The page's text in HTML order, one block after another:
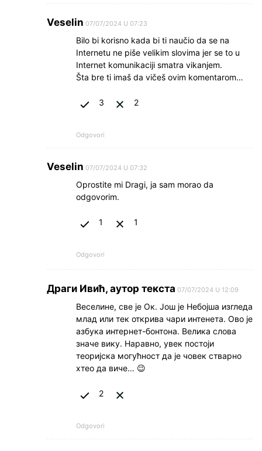
Veselin 07/07/2024 U 07:23
Bilo bi korisno kada bi ti naučio da se na
Internetu ne piše velikim slovima jer se to u
Internet komunikaciji smatra vikanjem.
Šta bre ti imaš da vičeš ovim komentarom…
3 2
Odgovori
Veselin 07/07/2024 U 07:32
Oprostite mi Dragi, ja sam morao da
odgovorim.
1 1
Odgovori
Драги Ивић, аутор текста 07/07/2024 U 12:09
Веселине, све је Ок. Још је Небојша изгледа
млад или тек открива чари интенета. Ово је
азбука интернет-бонтона. Велика слова
значе вику. Наравно, увек постоји
теоријска могућност да је човек стварно
хтео да виче… 😉
2
Odgovori